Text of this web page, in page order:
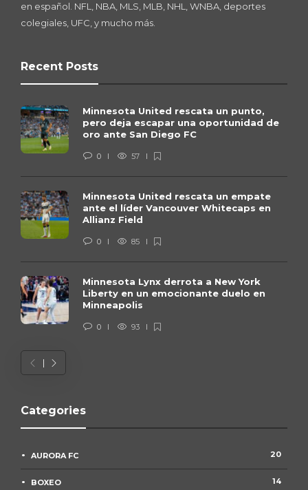
en español. NFL, NBA, MLS, MLB, NHL, WNBA, deportes
colegiales, UFC, y mucho más.
Recent Posts
Minnesota United rescata un punto,
pero deja escapar una oportunidad de
oro ante San Diego FC
0 57
Minnesota United rescata un empate
ante el líder Vancouver Whitecaps en
Allianz Field
0 85
Minnesota Lynx derrota a New York
Liberty en un emocionante duelo en
Minneapolis
0 93
Categories
AURORA FC 20
BOXEO 14